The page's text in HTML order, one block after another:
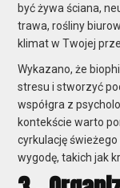
być żywa ściana,
trawa, rośliny
klimat w Twojej
Wykazano, że
stresu i stworzyć
współgra z
kontekście warto
cyrkulację
wygodę, takich jak